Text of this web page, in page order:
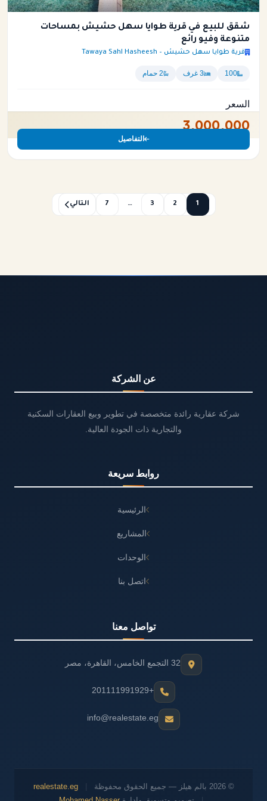
شقق للبيع في قرية طوايا سهل حشيش بمساحات
متنوعة وفيو رائع
قرية طوايا سهل حشيش – Tawaya Sahl Hasheesh
100 3 غرف 2 حمام
السعر
3,000,000
التفاصيل
1
2
3
…
7 التالي
عن الشركة
شركة عقارية رائدة متخصصة في تطوير وبيع العقارات السكنية
والتجارية ذات الجودة العالية.
روابط سريعة
الرئيسية
المشاريع
الوحدات
اتصل بنا
تواصل معنا
32 التجمع الخامس، القاهرة، مصر
+201111991929
info@realestate.eg
© 2026 بالم هيلز — جميع الحقوق محفوظة
realestate.eg